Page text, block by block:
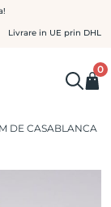
Livrare in UE prin DHL
0
DE CASABLANCA